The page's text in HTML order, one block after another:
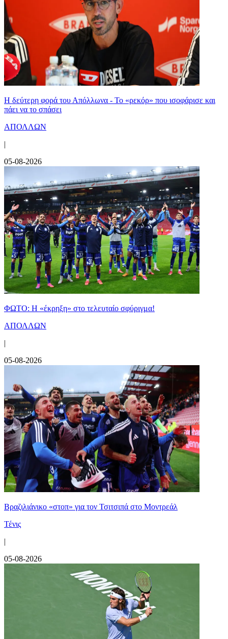
Η δεύτερη φορά του Απόλλωνα - Το «ρεκόρ» που ισοφάρισε και
πάει να το σπάσει
ΑΠΟΛΛΩΝ
|
05-08-2026
ΦΩΤΟ: Η «έκρηξη» στο τελευταίο σφύριγμα!
ΑΠΟΛΛΩΝ
|
05-08-2026
Βραζιλιάνικο «στοπ» για τον Τσιτσιπά στο Μοντρεάλ
Τένις
|
05-08-2026